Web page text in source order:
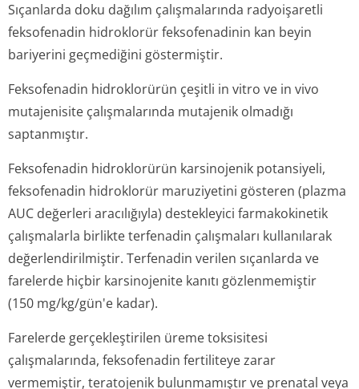
Sıçanlarda doku dağılım çalışmalarında radyoişaretli
feksofenadin hidroklorür feksofenadinin kan beyin
bariyerini geçmediğini göstermiştir.
Feksofenadin hidroklorürün çeşitli in vitro ve in vivo
mutajenisite çalışmalarında mutajenik olmadığı
saptanmıştır.
Feksofenadin hidroklorürün karsinojenik potansiyeli,
feksofenadin hidroklorür maruziyetini gösteren (plazma
AUC değerleri aracılığıyla) destekleyici farmakokinetik
çalışmalarla birlikte terfenadin çalışmaları kullanılarak
değerlendiril­miştir. Terfenadin verilen sıçanlarda ve
farelerde hiçbir karsinojenite kanıtı gözlenmemiştir
(150 mg/kg/gün'e kadar).
Farelerde gerçekleştirilen üreme toksisitesi
çalışmalarında, feksofenadin fertiliteye zarar
vermemiştir, teratojenik bulunmamıştır ve prenatal veya